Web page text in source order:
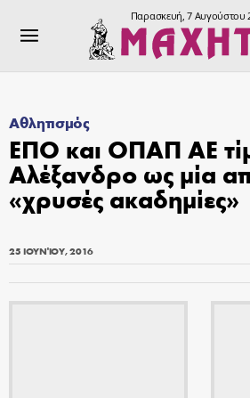
Παρασκευή, 7 Αυγούστου
Αθλητισμός
ΕΠΟ και ΟΠΑΠ ΑΕ
Αλέξανδρο ως μία
«χρυσές ακαδημίες»
25 ΙΟΥΝΊΟΥ, 2016